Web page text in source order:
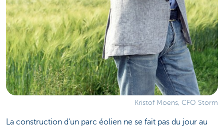
Kristof Moens, CFO Storm
La construction d'un parc éolien ne se fait pas du jour au